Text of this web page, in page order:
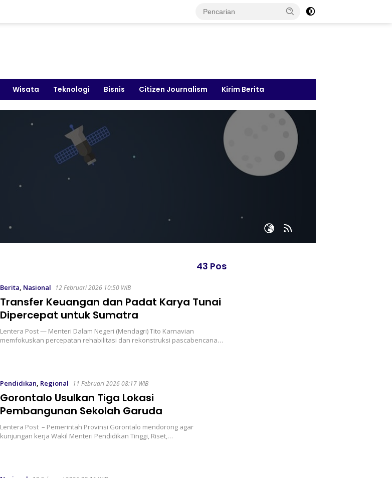
Wisata Teknologi Bisnis Citizen Journalism Kirim Berita
43 Pos
Berita, Nasional 12 Februari 2026 10:50 WIB
Transfer Keuangan dan Padat Karya Tunai
Dipercepat untuk Sumatra
Lentera Post — Menteri Dalam Negeri (Mendagri) Tito Karnavian
memfokuskan percepatan rehabilitasi dan rekonstruksi pascabencana…
Pendidikan, Regional 11 Februari 2026 08:17 WIB
Gorontalo Usulkan Tiga Lokasi
Pembangunan Sekolah Garuda
Lentera Post – Pemerintah Provinsi Gorontalo mendorong agar
kunjungan kerja Wakil Menteri Pendidikan Tinggi, Riset,…